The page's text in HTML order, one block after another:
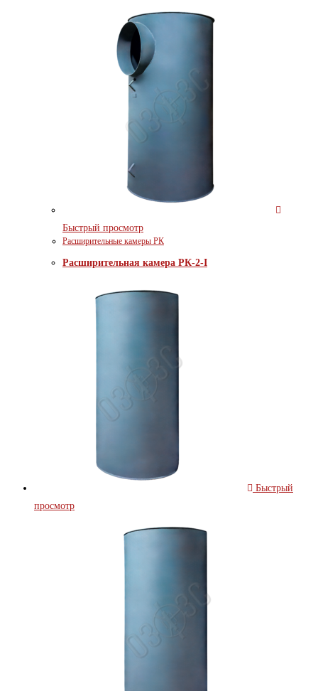
Быстрый просмотр
Расширительные камеры РК
Расширительная камера РК-2-I
Быстрый
просмотр